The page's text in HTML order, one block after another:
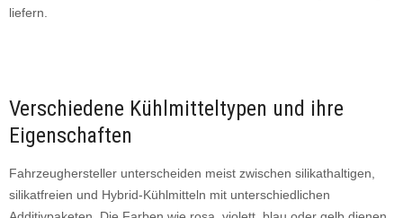
liefern.
Verschiedene Kühlmitteltypen und ihre
Eigenschaften
Fahrzeughersteller unterscheiden meist zwischen silikathaltigen,
silikatfreien und Hybrid-Kühlmitteln mit unterschiedlichen